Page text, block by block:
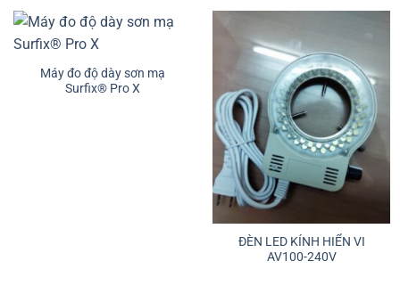
Máy đo độ dày sơn mạ
Surfix® Pro X
ĐÈN LED KÍNH HIỂN VI
AV100-240V